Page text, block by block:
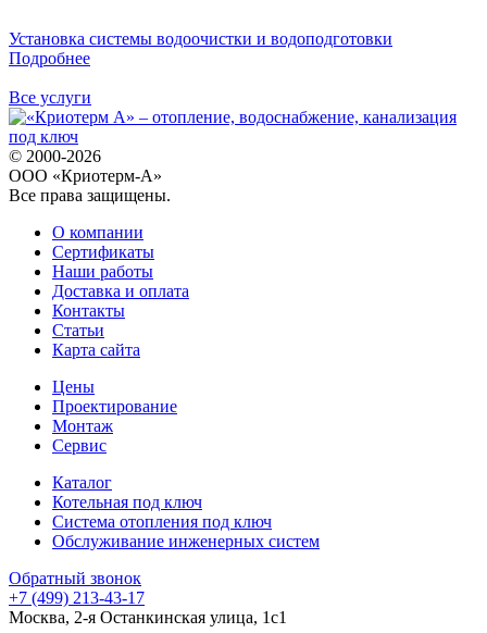
Установка системы водоочистки и водоподготовки
Подробнее
Все услуги
© 2000-2026
ООО «Криотерм-А»
Все права защищены.
О компании
Сертификаты
Наши работы
Доставка и оплата
Контакты
Статьи
Карта сайта
Цены
Проектирование
Монтаж
Сервис
Каталог
Котельная под ключ
Система отопления под ключ
Обслуживание инженерных систем
Обратный звонок
+7 (499) 213-43-17
Москва, 2-я Останкинская улица, 1с1